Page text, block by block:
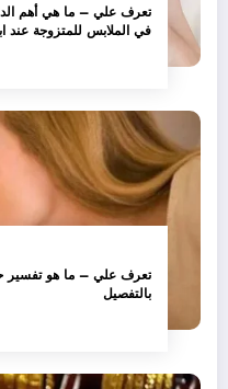
تعرف علي – ما هي أهم
في الملابس للمتزوجة عند
تعرف علي – ما هو تفسير
بالتفصيل